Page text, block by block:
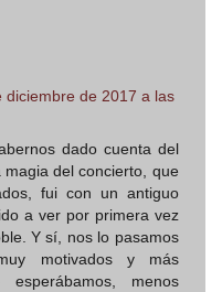
diciembre de 2017 a las
dado cuenta del
del concierto, que
fui con un antiguo
a ver por primera vez
Y sí, nos lo pasamos
motivados y más
menos